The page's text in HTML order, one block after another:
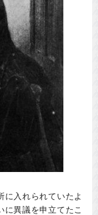
に入れられていたよ
に異議を申立てたこ